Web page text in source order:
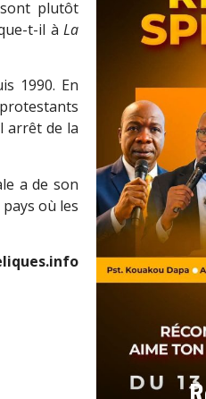
plutôt
t-il à La
1990. En
arrêt de la
a de son
où les